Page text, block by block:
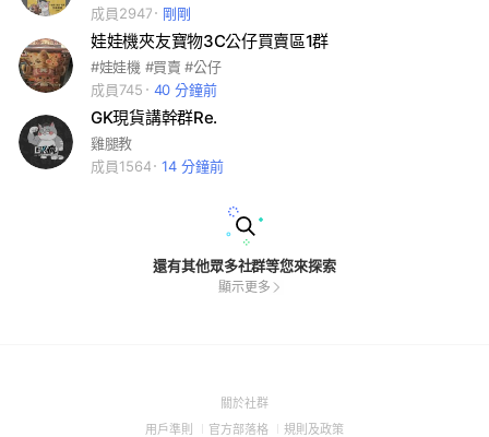
成員2947
剛剛
娃娃機夾友寶物3C公仔買賣區1群
#娃娃機 #買賣 #公仔
成員745
40 分鐘前
GK現貨講幹群Re.
雞腿教
成員1564
14 分鐘前
還有其他眾多社群等您來探索
顯示更多
關於社群(Open
用戶準則 (Open
官方部落格 (Open
規則及政策(Open